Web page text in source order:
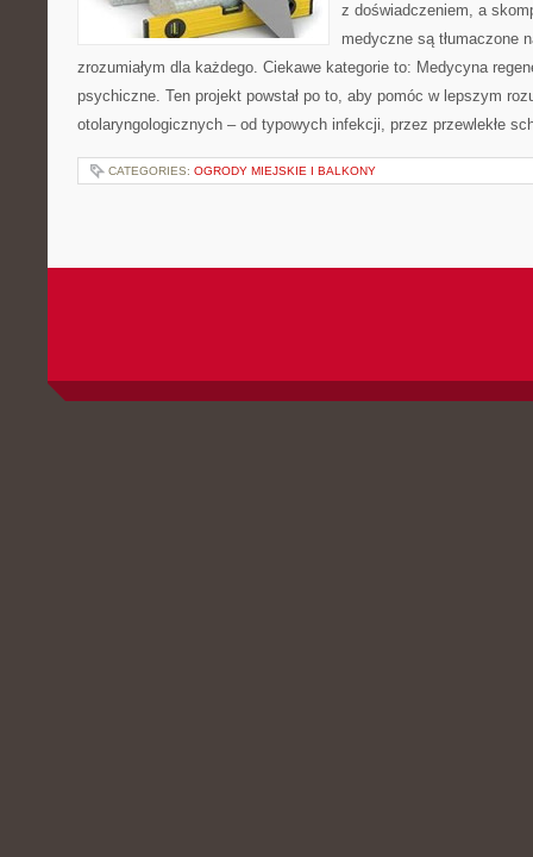
z doświadczeniem, a
medyczne są tłumaczone
zrozumiałym dla każdego. Ciekawe kategorie to: Medycyna
psychiczne. Ten projekt powstał po to, aby pomóc w lepszym
otolaryngologicznych – od typowych infekcji, przez przewlekłe
CATEGORIES: OGRODY MIEJSKIE I BALKONY